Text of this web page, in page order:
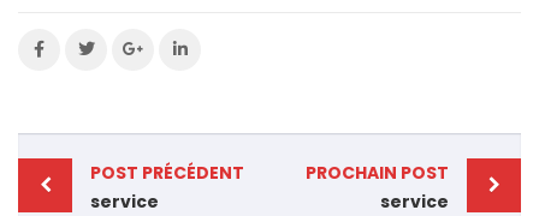
POST PRÉCÉDENT
service
PROCHAIN POST
service